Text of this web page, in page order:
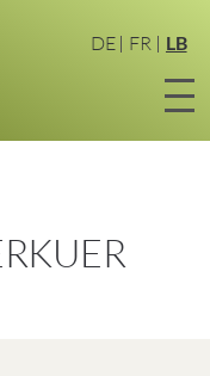
DE FR LB